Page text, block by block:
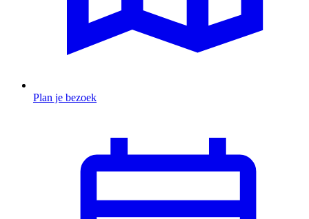
Plan je bezoek